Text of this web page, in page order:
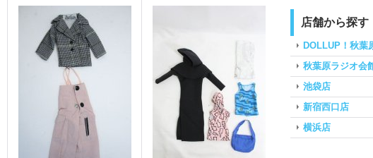
店舗から探す
DOLLUP！秋葉
秋葉原ラジオ会
池袋店
新宿西口店
横浜店